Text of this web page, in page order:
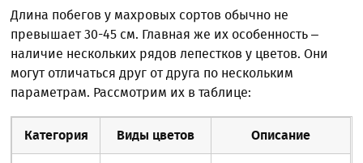
Длина побегов у махровых сортов обычно не
превышает 30-45 см. Главная же их особенность –
наличие нескольких рядов лепестков у цветов. Они
могут отличаться друг от друга по нескольким
параметрам. Рассмотрим их в таблице:
Категория Виды цветов Описание